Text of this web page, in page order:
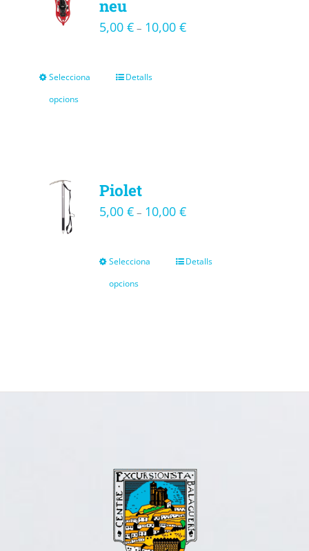
neu
5,00 €– 10,00 €
Selecciona
opcions
Detalls
Piolet
5,00 €– 10,00 €
Selecciona
opcions
Detalls